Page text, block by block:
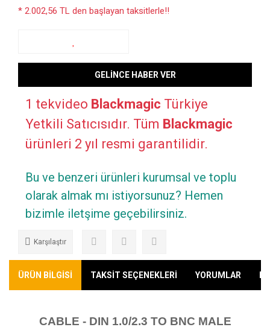
* 2.002,56 TL den başlayan taksitlerle!!
GELİNCE HABER VER
1 tekvideo Blackmagic Türkiye
Yetkili Satıcısıdır. Tüm Blackmagic
ürünleri 2 yıl resmi garantilidir.
Bu ve benzeri ürünleri kurumsal ve toplu
olarak almak mı istiyorsunuz? Hemen
bizimle iletşime geçebilirsiniz.
Karşılaştır
ÜRÜN BİLGİSİ TAKSİT SEÇENEKLERİ YORUMLAR
CABLE - DIN 1.0/2.3 TO BNC MALE